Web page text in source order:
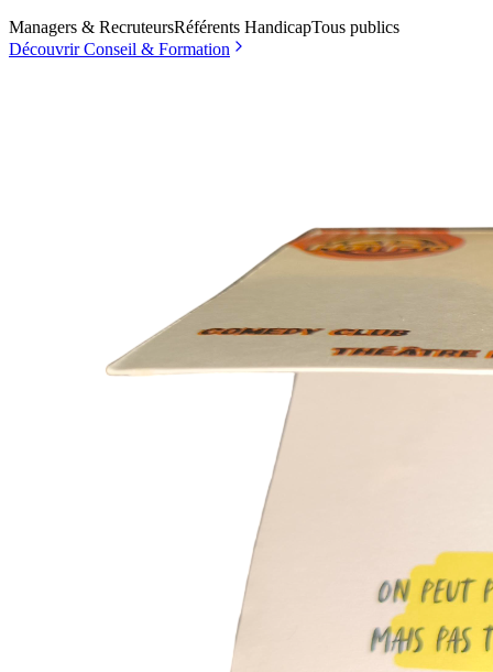
Managers & RecruteursRéférents HandicapTous publics
Découvrir Conseil & Formation